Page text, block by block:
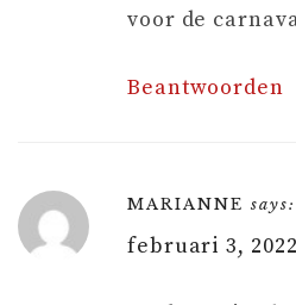
voor de
Beantwoorden
MARIANNE says:
februari 3,